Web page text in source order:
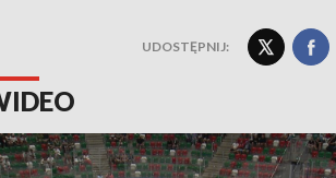
UDOSTĘPNIJ: